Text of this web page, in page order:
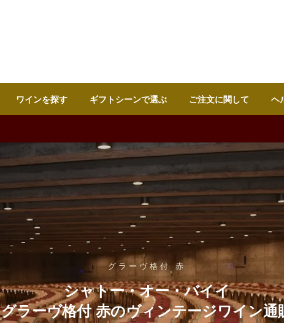
ワインを探す ギフトシーンで選ぶ ご注文に関して ヘ
グラーヴ格付 赤
シャトー・オー・バイイ
グラーヴ格付 赤のヴィンテージワイン通